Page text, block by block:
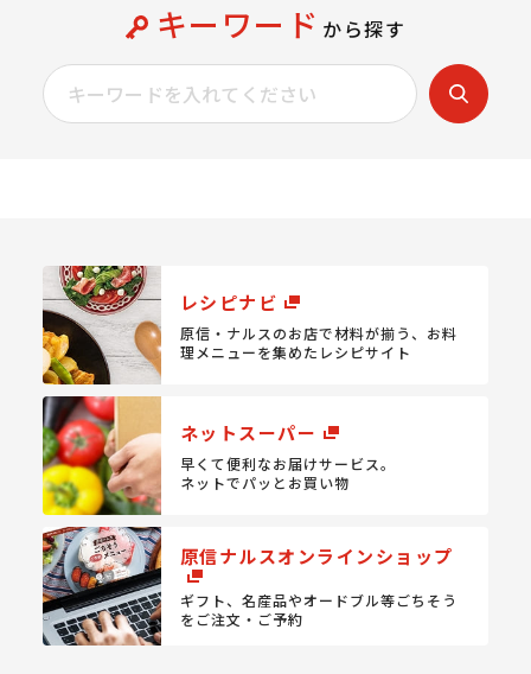
キーワード から探す
レシピナビ
原信・ナルスのお店で材料が揃う、 お料
理メニューを集めたレシピサイト
ネットスーパー
早くて便利なお届けサービス。
ネットでパッとお買い物
原信ナルスオンラインショップ
ギフト、名産品やオードブル等ごちそう
をご注文・ご予約